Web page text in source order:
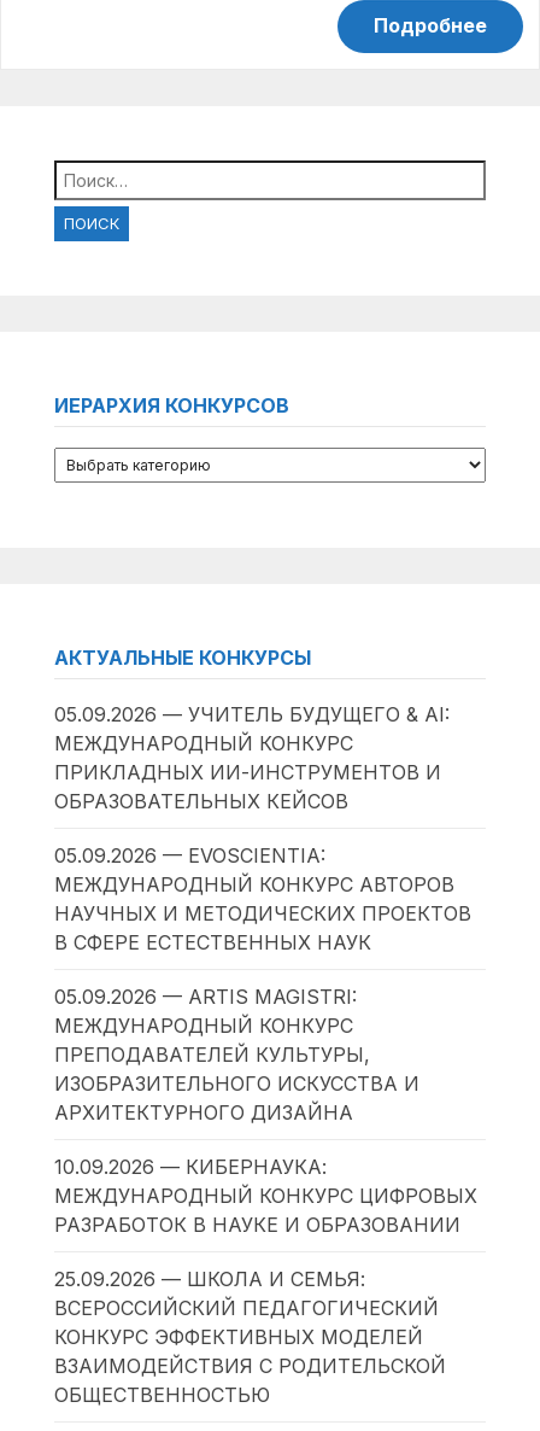
Подробнее
Найти:
ИЕРАРХИЯ КОНКУРСОВ
АКТУАЛЬНЫЕ КОНКУРСЫ
05.09.2026 — УЧИТЕЛЬ БУДУЩЕГО & AI:
МЕЖДУНАРОДНЫЙ КОНКУРС
ПРИКЛАДНЫХ ИИ-ИНСТРУМЕНТОВ И
ОБРАЗОВАТЕЛЬНЫХ КЕЙСОВ
05.09.2026 — EVOSCIENTIA:
МЕЖДУНАРОДНЫЙ КОНКУРС АВТОРОВ
НАУЧНЫХ И МЕТОДИЧЕСКИХ ПРОЕКТОВ
В СФЕРЕ ЕСТЕСТВЕННЫХ НАУК
05.09.2026 — ARTIS MAGISTRI:
МЕЖДУНАРОДНЫЙ КОНКУРС
ПРЕПОДАВАТЕЛЕЙ КУЛЬТУРЫ,
ИЗОБРАЗИТЕЛЬНОГО ИСКУССТВА И
АРХИТЕКТУРНОГО ДИЗАЙНА
10.09.2026 — КИБЕРНАУКА:
МЕЖДУНАРОДНЫЙ КОНКУРС ЦИФРОВЫХ
РАЗРАБОТОК В НАУКЕ И ОБРАЗОВАНИИ
25.09.2026 — ШКОЛА И СЕМЬЯ:
ВСЕРОССИЙСКИЙ ПЕДАГОГИЧЕСКИЙ
КОНКУРС ЭФФЕКТИВНЫХ МОДЕЛЕЙ
ВЗАИМОДЕЙСТВИЯ С РОДИТЕЛЬСКОЙ
ОБЩЕСТВЕННОСТЬЮ